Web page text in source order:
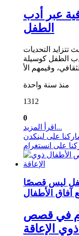
عبر أدب
الطفل
التحديات
الطفل كوسيلة
منذ سنة واحدة
1312
0
اقرأ المزيد...
على لينكدن
على انستغرام
ليس قصصًا
في قصص
الإعاقة